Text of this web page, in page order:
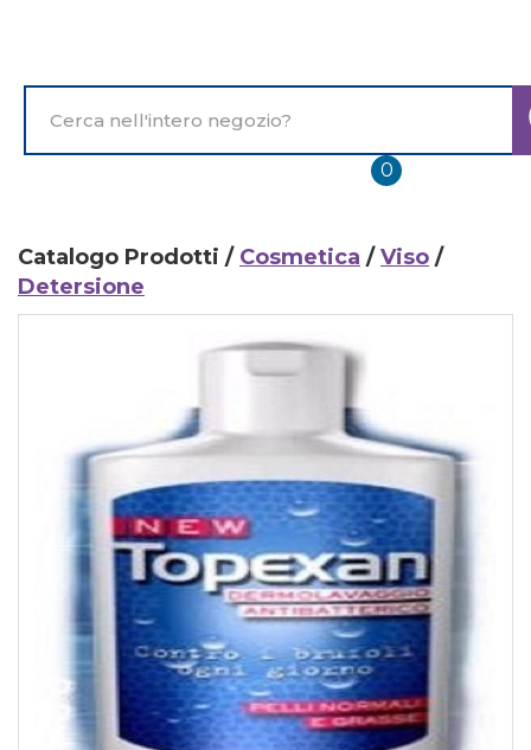
principale
Prodotto
0prodotti
inseriti
Catalogo Prodotti / Cosmetica /Viso /
Detersione